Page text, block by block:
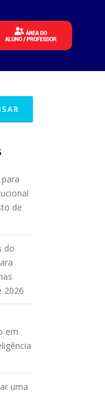
de
do
2026
em
uma